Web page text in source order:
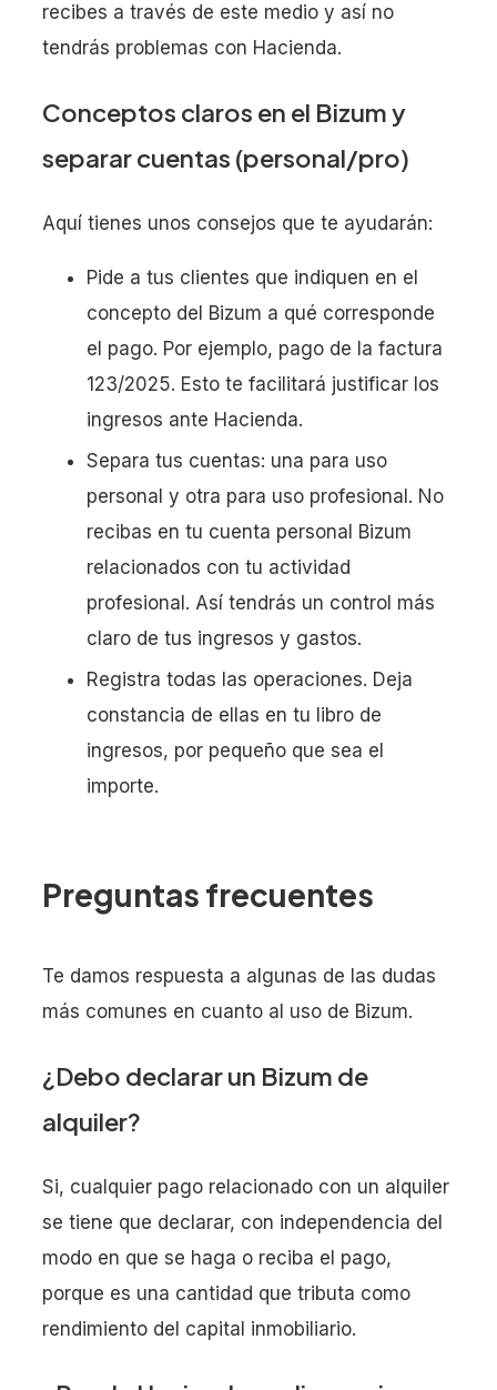
recibes a través de este medio y así no
tendrás problemas con Hacienda.
Conceptos claros en el Bizum y
separar cuentas (personal/pro)
Aquí tienes unos consejos que te ayudarán:
Pide a tus clientes que indiquen en el
concepto del Bizum a qué corresponde
el pago. Por ejemplo, pago de la factura
123/2025. Esto te facilitará justificar los
ingresos ante Hacienda.
Separa tus cuentas: una para uso
personal y otra para uso profesional. No
recibas en tu cuenta personal Bizum
relacionados con tu actividad
profesional. Así tendrás un control más
claro de tus ingresos y gastos.
Registra todas las operaciones. Deja
constancia de ellas en tu libro de
ingresos, por pequeño que sea el
importe.
Preguntas frecuentes
Te damos respuesta a algunas de las dudas
más comunes en cuanto al uso de Bizum.
¿Debo declarar un Bizum de
alquiler?
Si, cualquier pago relacionado con un alquiler
se tiene que declarar, con independencia del
modo en que se haga o reciba el pago,
porque es una cantidad que tributa como
rendimiento del capital inmobiliario.